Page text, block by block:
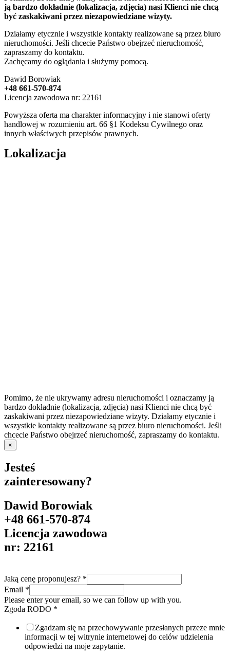
ją bardzo dokładnie (lokalizacja, zdjęcia) nasi Klienci nie chcą
być zaskakiwani przez niezapowiedziane wizyty.
Działamy etycznie i wszystkie kontakty realizowane są przez biuro
nieruchomości. Jeśli chcecie Państwo obejrzeć nieruchomość,
zapraszamy do kontaktu.
Zachęcamy do oglądania i służymy pomocą.
Dawid Borowiak
+48 661-570-874
Licencja zawodowa nr: 22161
Powyższa oferta ma charakter informacyjny i nie stanowi oferty
handlowej w rozumieniu art. 66 §1 Kodeksu Cywilnego oraz
innych właściwych przepisów prawnych.
Lokalizacja
Pomimo, że nie ukrywamy adresu nieruchomości i oznaczamy ją
bardzo dokładnie (lokalizacja, zdjęcia) nasi Klienci nie chcą być
zaskakiwani przez niezapowiedziane wizyty. Działamy etycznie i
wszystkie kontakty realizowane są przez biuro nieruchomości. Jeśli
chcecie Państwo obejrzeć nieruchomość, zapraszamy do kontaktu.
×
Jesteś
zainteresowany?
Dawid Borowiak
+48 661-570-874
Licencja zawodowa
nr: 22161
Jaką cenę proponujesz? *
Email *
Please enter your email, so we can follow up with you.
Zgoda RODO *
Zgadzam się na przechowywanie przesłanych przeze mnie
informacji w tej witrynie internetowej do celów udzielenia
odpowiedzi na moje zapytanie.